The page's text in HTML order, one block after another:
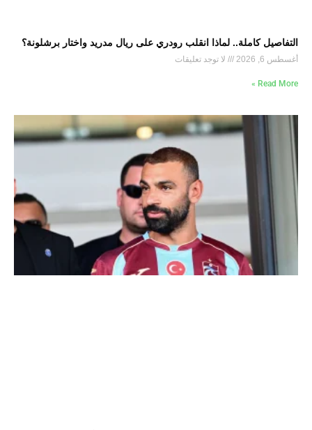
التفاصيل كاملة.. لماذا انقلب رودري على ريال مدريد واختار برشلونة؟
أغسطس 6, 2026 لا توجد تعليقات
Read More »